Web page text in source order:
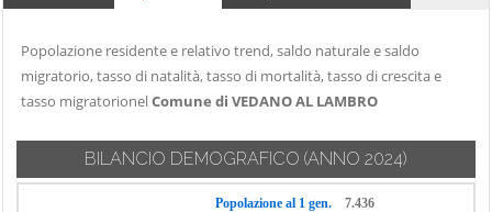
Popolazione residente e relativo trend, saldo naturale e saldo
migratorio, tasso di natalità, tasso di mortalità, tasso di crescita e
tasso migratorionelComune di VEDANO AL LAMBRO
BILANCIO DEMOGRAFICO (ANNO 2024)
Popolazione al 1 gen. 7.436